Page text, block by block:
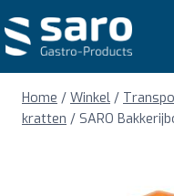
naar
inhoud
Home / Winkel /
kratten / SARO